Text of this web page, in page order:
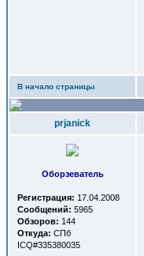
В начало страницы
prjanick
Оборзеватель
Регистрация: 17.04.2008
Сообщений: 5965
Обзоров: 144
Откуда: СПб
ICQ#335380035